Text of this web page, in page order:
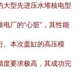
大型先进压水堆核电型
厂的“心脏”，其性能
。本次盖缸的高压模
度要求极高，其成功完